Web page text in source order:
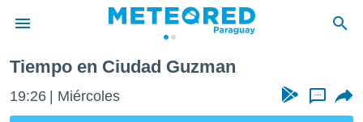
de
Tiempo en Ciudad Guzman
19:26 Miércoles ...